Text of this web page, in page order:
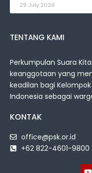
29 July 2026
TENTANG KAMI
Perkumpulan Suara
keanggotaan yang
keadilan bagi
Indonesia sebagai
KONTAK
office@psk.or.id
+62 822-4601-9800